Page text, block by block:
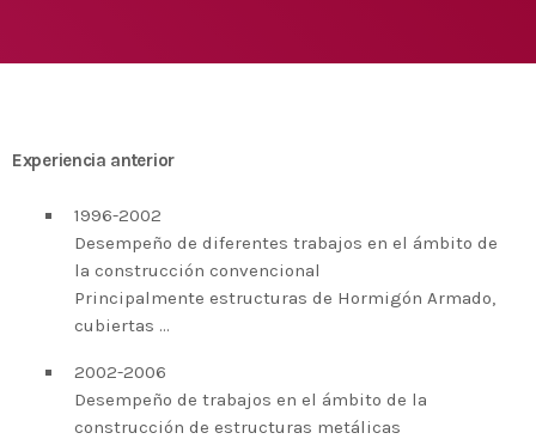
Experiencia anterior
1996-2002
Desempeño de diferentes trabajos en el ámbito de
la construcción convencional
Principalmente estructuras de Hormigón Armado,
cubiertas …
2002-2006
Desempeño de trabajos en el ámbito de la
construcción de estructuras metálicas